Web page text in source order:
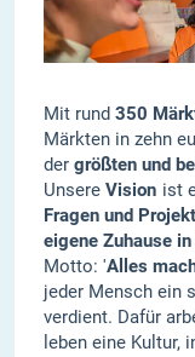
Mit rund 350
Märkten in zehn
der größten und
Unsere Vision ist
Fragen und
eigene Zuhause
Motto: 'Alles
jeder Mensch ein
verdient. Dafür
leben eine Kultur,